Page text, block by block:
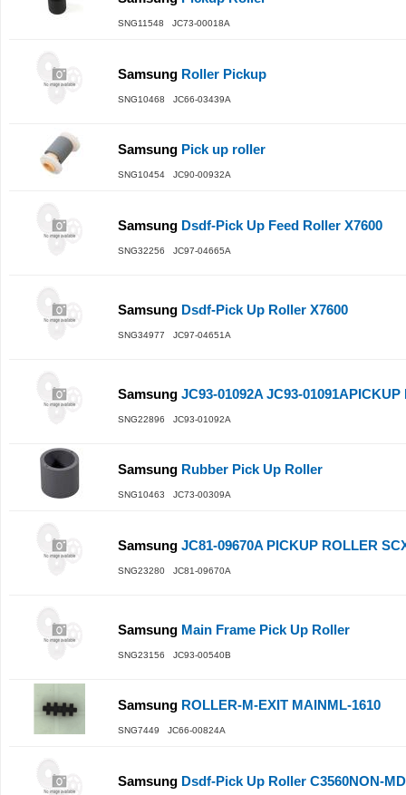
SNG11548 JC73-00018A
Samsung Roller Pickup
SNG10468 JC66-03439A
Samsung Pick up roller
SNG10454 JC90-00932A
Samsung Dsdf-Pick Up Feed Roller X7600
SNG32256 JC97-04665A
Samsung Dsdf-Pick Up Roller X7600
SNG34977 JC97-04651A
Samsung JC93-01092A JC93-01091APICKUP
SNG22896 JC93-01092A
Samsung Rubber Pick Up Roller
SNG10463 JC73-00309A
Samsung JC81-09670A PICKUP ROLLER
SNG23280 JC81-09670A
Samsung Main Frame Pick Up Roller
SNG23156 JC93-00540B
Samsung ROLLER-M-EXIT MAINML-1610
SNG7449 JC66-00824A
Samsung Dsdf-Pick Up Roller C3560NON-MD